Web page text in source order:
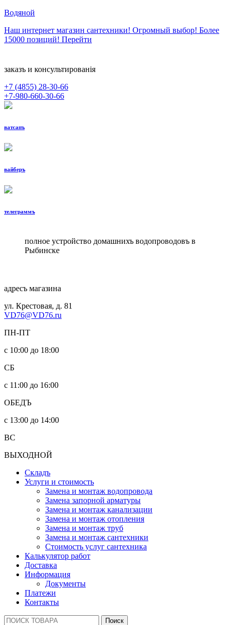
Водяной
Наш интернет магазин сантехники! Огромный выбор! Более
15000 позиций! Перейти
заказъ и консультированiя
+7 (4855) 28-30-66
+7-980-660-30-66
ватсапъ
вайберъ
телеграммъ
полное устройство домашнихъ водопроводовъ в
Рыбинске
адресъ магазина
ул. Крестовая, д. 81
VD76@VD76.ru
ПН-ПТ
с 10:00 до 18:00
СБ
с 11:00 до 16:00
ОБЕДЪ
с 13:00 до 14:00
ВС
ВЫХОДНОЙ
Складъ
Услуги и стоимость
Замена и монтаж водопровода
Замена запорной арматуры
Замена и монтаж канализации
Замена и монтаж отопления
Замена и монтаж труб
Замена и монтаж сантехники
Стоимость услуг сантехника
Калькулятор работ
Доставка
Информация
Документы
Платежи
Контакты
Поиск:
Поиск